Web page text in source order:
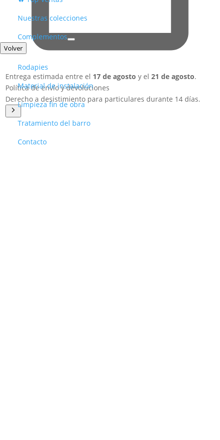
Nuestras colecciones
Complementos
Volver
Rodapies​
Material de instalación
Limpieza fin de obra
Tratamiento del barro
Contacto
Entrega estimada entre el 17 de agosto y el21 de agosto.
Política de envío y devoluciones
Derecho a desistimiento para particulares durante 14 días.